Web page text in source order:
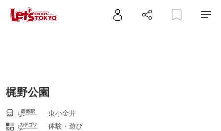
梶野公園
東小金井
体験・遊び